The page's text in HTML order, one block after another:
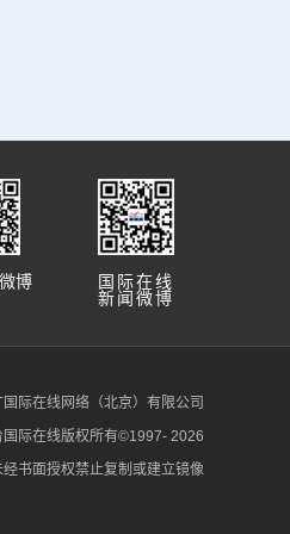
国际在线
新闻微博
博
际在线网络（北京）有限公司
国际在线版权所有©1997- 2026
经书面授权禁止复制或建立镜像